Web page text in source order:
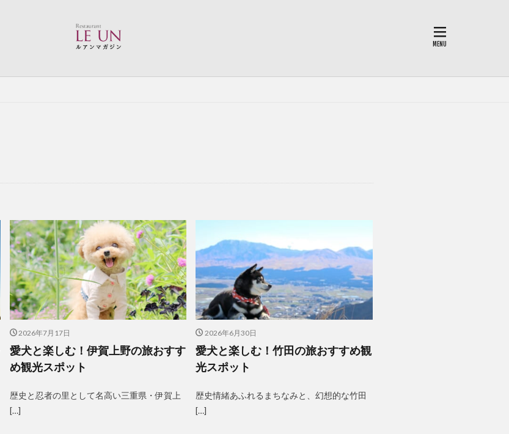
2026年7月17日
愛犬と楽しむ！伊賀上野の旅おすす
め観光スポット
歴史と忍者の里として名高い三重県・伊賀上
[…]
2026年6月30日
愛犬と楽しむ！竹田の旅おすすめ観
光スポット
歴史情緒あふれるまちなみと、幻想的な竹田
[…]